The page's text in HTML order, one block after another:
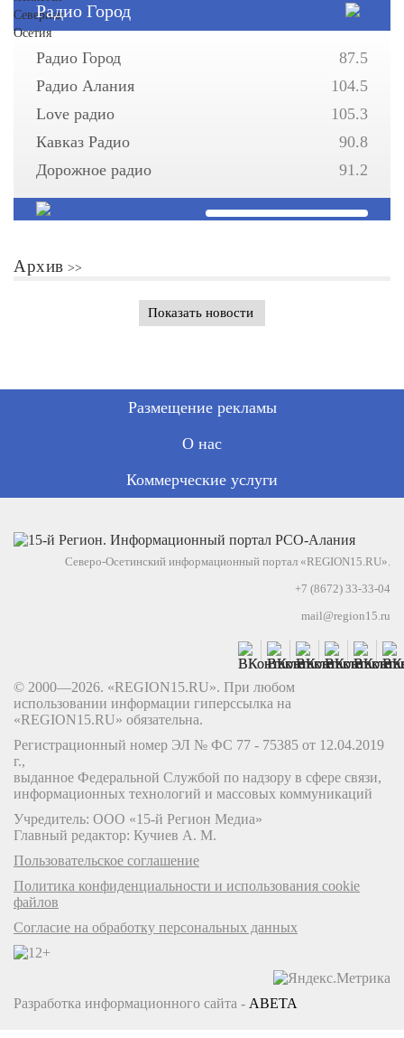
Радио Город
Радио Город
87.5
Радио Алания
104.5
Love радио
105.3
Кавказ Радио
90.8
Дорожное радио
91.2
Архив
Показать новости
Размещение рекламы
О нас
Коммерческие услуги
Северо-Осетинский информационный портал «REGION15.RU».
+7 (8672) 33-33-04
mail@region15.ru
© 2000—2026. «REGION15.RU». При любом
использовании информации гиперссылка на
«REGION15.RU» обязательна.
Регистрационный номер ЭЛ № ФС 77 - 75385 от 12.04.2019
г.,
выданное Федеральной Службой по надзору в сфере связи,
информационных технологий и массовых коммуникаций
Учредитель: ООО «15-й Регион Медиа»
Главный редактор: Кучиев А. М.
Пользовательское соглашение
Политика конфиденциальности и использования cookie
файлов
Согласие на обработку персональных данных
Разработка информационного сайта - ABETA